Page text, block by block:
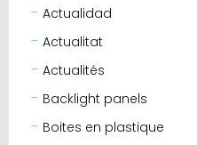
Actualidad
Actualitat
Actualités
Backlight panels
Boites en plastique